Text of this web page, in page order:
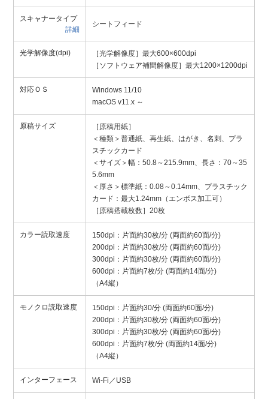
スキャナータイプ
詳細
シートフィード
光学解像度(dpi)
［光学解像度］最大600×600dpi
［ソフトウェア補間解像度］最大1200×1200dpi
対応ＯＳ
Windows 11/10
macOS v11.x ～
原稿サイズ
［原稿用紙］
＜種類＞普通紙、再生紙、はがき、名刺、プラ
スチックカード
＜サイズ＞幅：50.8～215.9mm、長さ：70～35
5.6mm
＜厚さ＞標準紙：0.08～0.14mm、プラスチック
カード：最大1.24mm（エンボス加工可）
［原稿搭載枚数］20枚
カラー読取速度
150dpi：片面約30枚/分 (両面約60面/分)
200dpi：片面約30枚/分 (両面約60面/分)
300dpi：片面約30枚/分 (両面約60面/分)
600dpi：片面約7枚/分 (両面約14面/分)
（A4縦）
モノクロ読取速度
150dpi：片面約30/分 (両面約60面/分)
200dpi：片面約30枚/分 (両面約60面/分)
300dpi：片面約30枚/分 (両面約60面/分)
600dpi：片面約7枚/分 (両面約14面/分)
（A4縦）
インターフェース Wi-Fi／USB